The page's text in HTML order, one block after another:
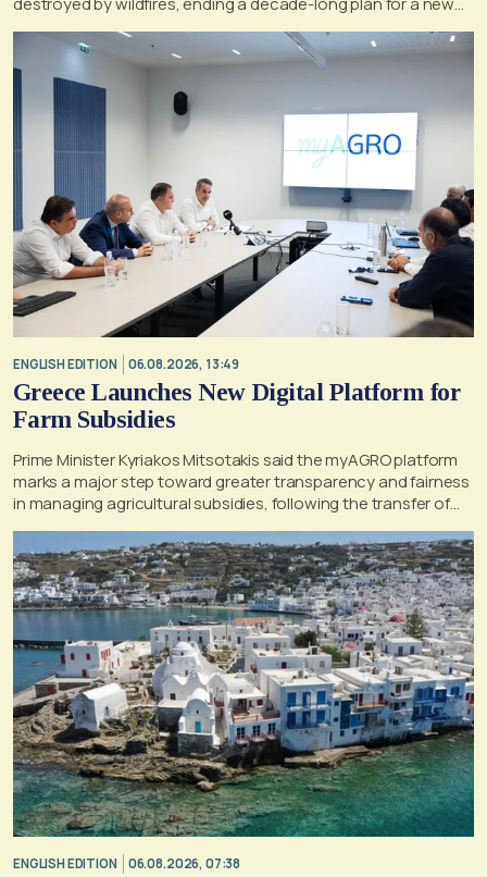
life, according to a report by the UK's Mirror
ENGLISH EDITION 06.08.2026, 13:49
Greece Launches New Digital Platform for
Farm Subsidies
Prime Minister Kyriakos Mitsotakis said the myAGRO platform
marks a major step toward greater transparency and fairness
in managing agricultural subsidies, following the transfer of
ENGLISH EDITION 06.08.2026, 07:38